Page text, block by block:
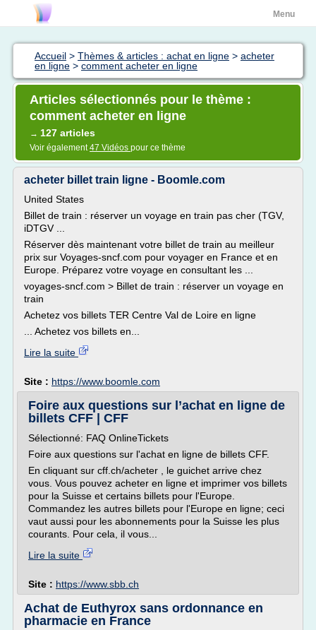
Menu
Accueil > Thèmes & articles : achat en ligne > acheter
en ligne > comment acheter en ligne
Articles sélectionnés pour le thème :
comment acheter en ligne
→ 127 articles
Voir également47 Vidéos pour ce thème
acheter billet train ligne - Boomle.com
United States
Billet de train : réserver un voyage en train pas cher (TGV,
iDTGV ...
Réserver dès maintenant votre billet de train au meilleur
prix sur Voyages-sncf.com pour voyager en France et en
Europe. Préparez votre voyage en consultant les ...
voyages-sncf.com > Billet de train : réserver un voyage en
train
Achetez vos billets TER Centre Val de Loire en ligne
... Achetez vos billets en...
Lire la suite
Site : https://www.boomle.com
Foire aux questions sur l’achat en ligne de
billets CFF | CFF
Sélectionné: FAQ OnlineTickets
Foire aux questions sur l'achat en ligne de billets CFF.
En cliquant sur cff.ch/acheter , le guichet arrive chez
vous. Vous pouvez acheter en ligne et imprimer vos billets
pour la Suisse et certains billets pour l'Europe.
Commandez les autres billets pour l'Europe en ligne; ceci
vaut aussi pour les abonnements pour la Suisse les plus
courants. Pour cela, il vous...
Lire la suite
Site : https://www.sbb.ch
Achat de Euthyrox sans ordonnance en
pharmacie en France